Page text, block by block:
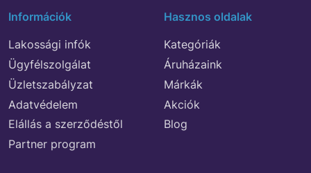
Információk
Lakossági infók
Ügyfélszolgálat
Üzletszabályzat
Adatvédelem
Elállás a szerződéstől
Partner program
Hasznos oldalak
Kategóriák
Áruházaink
Márkák
Akciók
Blog